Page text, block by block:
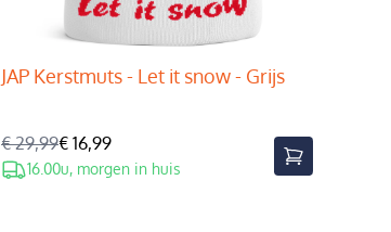
JAP Kerstmuts - Let it snow - Grijs
€ 29,99€ 16,99
16.00u, morgen in huis